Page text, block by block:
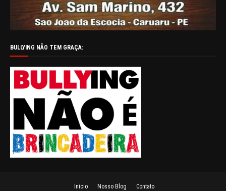
BULLYING NÃO TEM GRAÇA:
Inicio Nosso Blog Contato